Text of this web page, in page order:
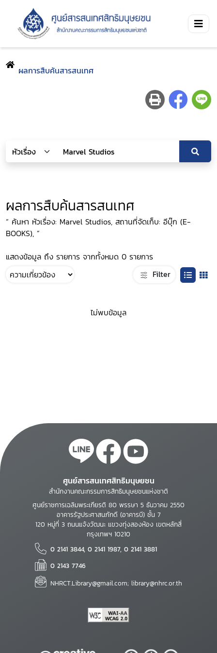
ผลการสืบค้นสารสนเทศ
ผลการสืบค้นสารสนเทศ
“ ค้นหา หัวเรื่อง: Marvel Studios, สถานที่จัดเก็บ: อีบุ๊ก (E-
BOOKS), ”
แสดงข้อมูล ถึง รายการ จากทั้งหมด 0 รายการ
Filter
ไม่พบข้อมูล
ศูนย์สารสนเทศสิทธิมนุษยชน
สำนักงานคณะกรรมการสิทธิมนุษยชนแห่งชาติ
ศูนย์ราชการเฉลิมพระเกียรติ 80 พรรษา 5 ธันวาคม 2550
อาคารรัฐประศาสนภักดี (อาคารบี) ชั้น 7
120 หมู่ที่ 3 ถนนแจ้งวัฒนะ แขวงทุ่งสองห้อง เขตหลักสี่
กรุงเทพฯ 10210
0 2141 3844, 0 2141 1987, 0 2141 3881
0 2143 7746
NHRCT.Library@gmail.com; library@nhrc.or.th